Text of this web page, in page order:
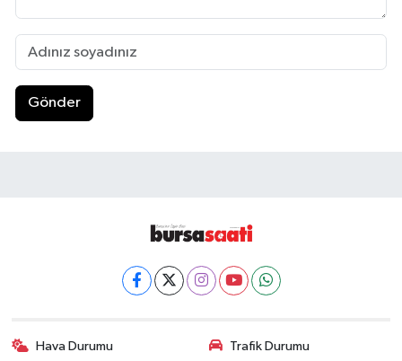
Gönder
Hava Durumu Trafik Durumu